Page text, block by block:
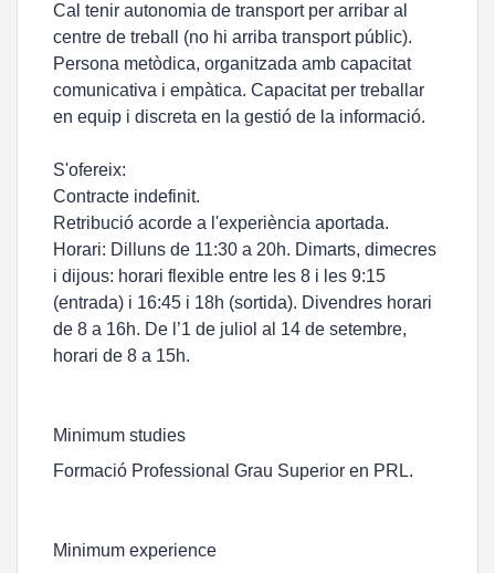
Cal tenir autonomia de transport per arribar al
centre de treball (no hi arriba transport públic).
Persona metòdica, organitzada amb capacitat
comunicativa i empàtica. Capacitat per treballar
en equip i discreta en la gestió de la informació.
S'ofereix:
Contracte indefinit.
Retribució acorde a l'experiència aportada.
Horari: Dilluns de 11:30 a 20h. Dimarts, dimecres
i dijous: horari flexible entre les 8 i les 9:15
(entrada) i 16:45 i 18h (sortida). Divendres horari
de 8 a 16h. De l’1 de juliol al 14 de setembre,
horari de 8 a 15h.
Minimum studies
Formació Professional Grau Superior en PRL.
Minimum experience